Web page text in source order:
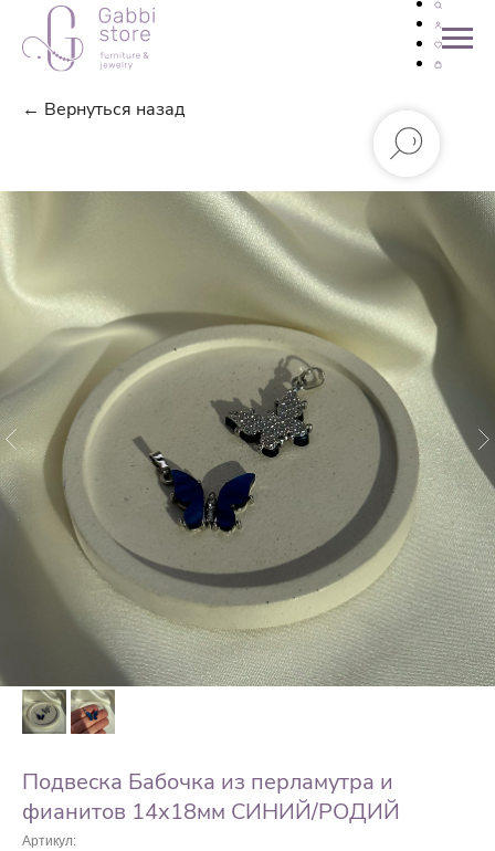
← Вернуться назад
Подвеска Бабочка из перламутра и
фианитов 14х18мм СИНИЙ/РОДИЙ
Артикул: